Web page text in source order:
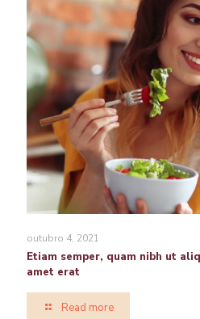
outubro 4, 2021
Etiam semper, quam nibh ut
amet erat
Read more